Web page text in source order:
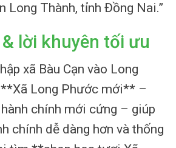
Long Thành, tỉnh Đồng Nai.”
lời khuyên tối ưu
xã Bàu Cạn vào Long
Long Phước mới** –
chính mới cứng – giúp
chính dễ dàng hơn và thống